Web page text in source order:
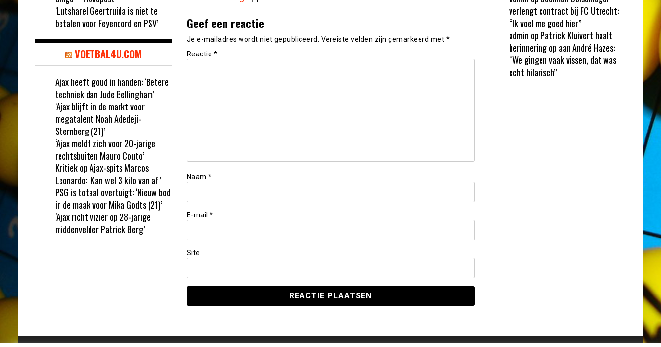
Geef een reactie
Je e-mailadres wordt niet gepubliceerd. Vereiste velden zijn gemarkeerd met *
Reactie *
Naam *
E-mail *
Site
‘Lutsharel Geertruida is niet te
betalen voor Feyenoord en PSV’
VOETBAL4U.COM
Ajax heeft goud in handen: ‘Betere
techniek dan Jude Bellingham’
‘Ajax blijft in de markt voor
megatalent Noah Adedeji-
Sternberg (21)’
‘Ajax meldt zich voor 20-jarige
rechtsbuiten Mauro Couto’
Kritiek op Ajax-spits Marcos
Leonardo: ‘Kan wel 3 kilo van af’
PSG is totaal overtuigt: ‘Nieuw bod
in de maak voor Mika Godts (21)’
‘Ajax richt vizier op 28-jarige
middenvelder Patrick Berg’
verlengt contract bij FC Utrecht:
“Ik voel me goed hier”
admin op Patrick Kluivert haalt
herinnering op aan André Hazes:
“We gingen vaak vissen, dat was
echt hilarisch”